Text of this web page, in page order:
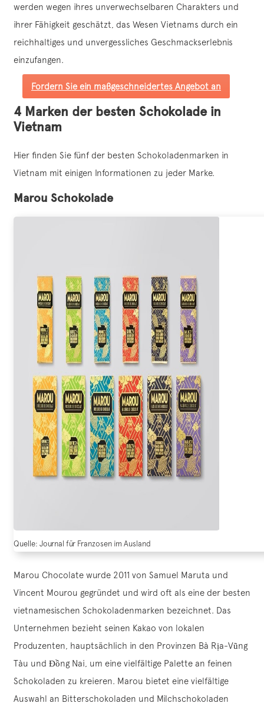
werden wegen ihres unverwechselbaren Charakters und
ihrer Fähigkeit geschätzt, das Wesen Vietnams durch ein
reichhaltiges und unvergessliches Geschmackserlebnis
einzufangen.
Fordern Sie ein maßgeschneidertes Angebot an
4 Marken der besten Schokolade in
Vietnam
Hier finden Sie fünf der besten Schokoladenmarken in
Vietnam mit einigen Informationen zu jeder Marke.
Marou Schokolade
Quelle: Journal für Franzosen im Ausland
Marou Chocolate wurde 2011 von Samuel Maruta und
Vincent Mourou gegründet und wird oft als eine der besten
vietnamesischen Schokoladenmarken bezeichnet. Das
Unternehmen bezieht seinen Kakao von lokalen
Produzenten, hauptsächlich in den Provinzen Bà Rịa-Vũng
Tàu und Đồng Nai, um eine vielfältige Palette an feinen
Schokoladen zu kreieren. Marou bietet eine vielfältige
Auswahl an Bitterschokoladen und Milchschokoladen